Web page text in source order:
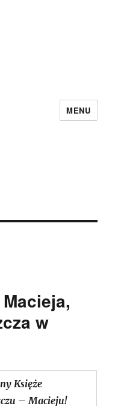
MENU
w
Księże
– Macieju!